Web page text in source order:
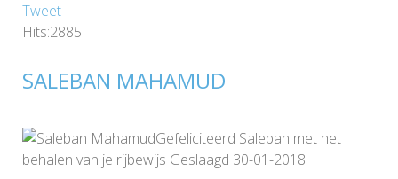
Tweet
Hits:2885
SALEBAN MAHAMUD
Gefeliciteerd Saleban met het
behalen van je rijbewijs Geslaagd 30-01-2018